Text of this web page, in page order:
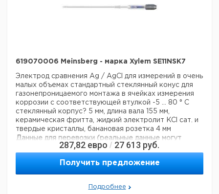
619070006 Meinsberg - марка Xylem SE11NSK7
Электрод сравнения Ag / AgCl для измерений в очень
малых объемах стандартный стеклянный конус для
газонепроницаемого монтажа в ячейках измерения
коррозии с соответствующей втулкой -5 ... 80 ° С
стеклянный корпус? 5 мм, длина вала 155 мм,
керамическая фритта, жидкий электролит KCl сат. и
твердые кристаллы, банановая розетка 4 мм
Данные для перевозки (реальные данные могут
Страна происхождения:Германия
287,82 евро / 27 613 руб.
Получить предложение
Подробнее